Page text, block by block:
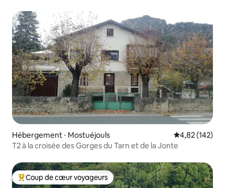
Hébergement ⋅ Mostuéjouls Évaluation
4,82 (142)
T2 à la croisée des Gorges du Tarn et de la Jonte
Coups de cœur voyageurs les plus appréciés
Coup de cœur voyageurs